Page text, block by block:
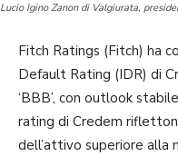
Lucio Igino Zanon di Valgiurata,
Fitch Ratings (Fitch) ha
Default Rating (IDR) di
‘BBB’, con outlook
rating di Credem
dell’attivo superiore alla